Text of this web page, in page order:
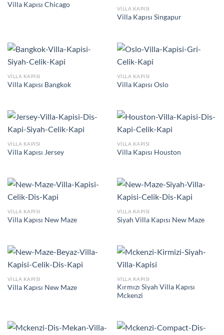
Villa Kapısı Chicago VILLA KAPISI
Villa Kapısı Singapur
VILLA KAPISI
Villa Kapısı Bangkok
VILLA KAPISI
Villa Kapısı Oslo
VILLA KAPISI
Villa Kapısı Jersey
VILLA KAPISI
Villa Kapısı Houston
VILLA KAPISI
Villa Kapısı New Maze
VILLA KAPISI
Siyah Villa Kapısı New Maze
VILLA KAPISI
Villa Kapısı New Maze
VILLA KAPISI
Kırmızı Siyah Villa Kapısı
Mckenzi